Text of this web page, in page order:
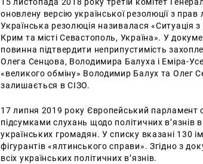
15 листопада 2018 року третій комітет
оновлену версію української резолюції з
Українська резолюція називалася «Ситуація
Крим та місті Севастополь, Україна». У
повинна підтвердити неприпустимість
Олега Сенцова, Володимира Балуха і Еміра-
«великого обміну» Володимир Балух та Олег
залишається в СІЗО.
17 липня 2019 року Європейський парламент
підсумками слухань щодо політичних в’язнів
українських громадян. У списку вказані 130
фігурантів «ялтинського справи». Згідно з
всіх українських політичних в’язнів.